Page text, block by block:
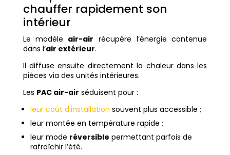
chauffer rapidement son
intérieur
Le modèle air-air récupère l’énergie contenue
dans l’air extérieur.
Il diffuse ensuite directement la chaleur dans les
pièces via des unités intérieures.
Les PAC air-air séduisent pour :
leur coût d’installation souvent plus accessible ;
leur montée en température rapide ;
leur mode réversible permettant parfois de
rafraîchir l’été.